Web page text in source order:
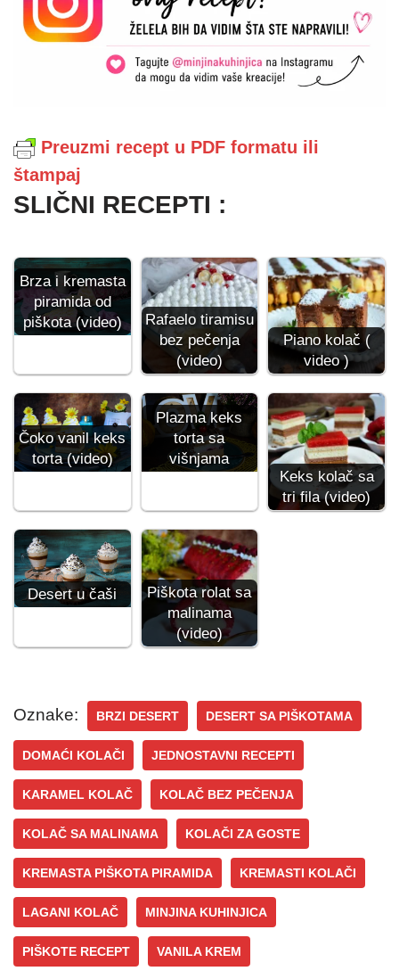
Preuzmi recept u PDF formatu ili
štampaj
SLIČNI RECEPTI :
Brza i kremasta
piramida od
piškota (video)
Rafaelo tiramisu
bez pečenja
(video)
Piano kolač (
video )
Čoko vanil keks
torta (video)
Plazma keks
torta sa
višnjama
Keks kolač sa
tri fila (video)
Desert u čaši
Piškota rolat sa
malinama
(video)
Oznake: BRZI DESERT DESERT SA PIŠKOTAMA
DOMAĆI KOLAČI JEDNOSTAVNI RECEPTI
KARAMEL KOLAČ KOLAČ BEZ PEČENJA
KOLAČ SA MALINAMA KOLAČI ZA GOSTE
KREMASTA PIŠKOTA PIRAMIDA KREMASTI KOLAČI
LAGANI KOLAČ MINJINA KUHINJICA
PIŠKOTE RECEPT VANILA KREM